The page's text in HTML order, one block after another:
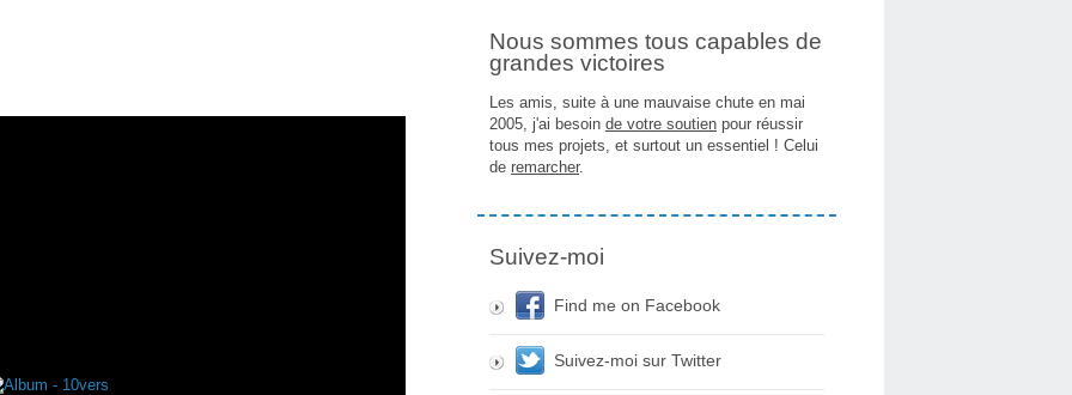
Nous sommes tous capables de
grandes victoires
Les amis, suite à une mauvaise chute en mai
2005, j'ai besoin de votre soutien pour réussir
tous mes projets, et surtout un essentiel ! Celui
de remarcher.
Suivez-moi
Find me on Facebook
Suivez-moi sur Twitter